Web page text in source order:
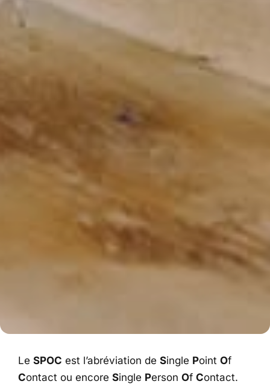
Le SPOC est l’abréviation de Single Point Of
Contact ou encore Single Person Of Contact.